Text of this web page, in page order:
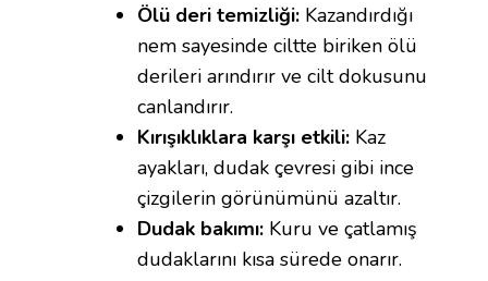
Ölü deri temizliği: Kazandırdığı
nem sayesinde ciltte biriken ölü
derileri arındırır ve cilt dokusunu
canlandırır.
Kırışıklıklara karşı etkili: Kaz
ayakları, dudak çevresi gibi ince
çizgilerin görünümünü azaltır.
Dudak bakımı: Kuru ve çatlamış
dudaklarını kısa sürede onarır.